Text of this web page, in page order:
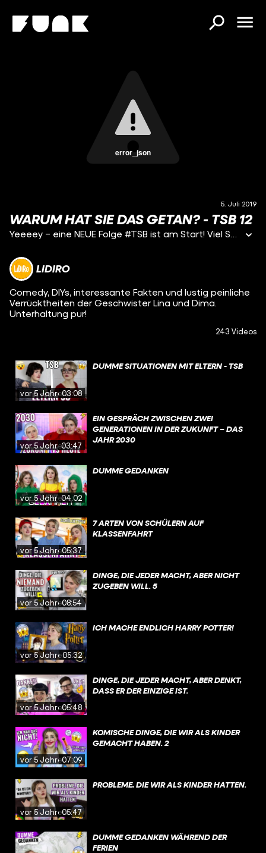
error_json
5. Juli 2019
WARUM HAT SIE DAS GETAN? - TSB 12
Yeeeey – eine NEUE Folge #TSB ist am Start! Viel Spaß #LiDiRoFamily ! ;) MICH KOSTENLOS ABONNIEREN ► https://goo.gl/0PP46n ► SNAPCHAT: LiDiRode ► Musical.ly: @LinaRode ► Instagram: http://www.instagram.com/lidirode
LIDIRO
Comedy, DIYs, interessante Fakten und lustig peinliche
Verrücktheiten der Geschwister Lina und Dima.
Unterhaltung pur!
243 Videos
vor 5 Jahren03:08
DUMME SITUATIONEN MIT ELTERN - TSB
vor 5 Jahren03:47
EIN GESPRÄCH ZWISCHEN ZWEI
GENERATIONEN IN DER ZUKUNFT – DAS
JAHR 2030
vor 5 Jahren04:02
DUMME GEDANKEN
vor 5 Jahren05:37
7 ARTEN VON SCHÜLERN AUF
KLASSENFAHRT
vor 5 Jahren08:54
DINGE, DIE JEDER MACHT, ABER NICHT
ZUGEBEN WILL. 5
vor 5 Jahren05:32
ICH MACHE ENDLICH HARRY POTTER!
vor 5 Jahren05:48
DINGE, DIE JEDER MACHT, ABER DENKT,
DASS ER DER EINZIGE IST.
vor 5 Jahren07:09
KOMISCHE DINGE, DIE WIR ALS KINDER
GEMACHT HABEN. 2
vor 5 Jahren05:47
PROBLEME, DIE WIR ALS KINDER HATTEN.
DUMME GEDANKEN WÄHREND DER
FERIEN